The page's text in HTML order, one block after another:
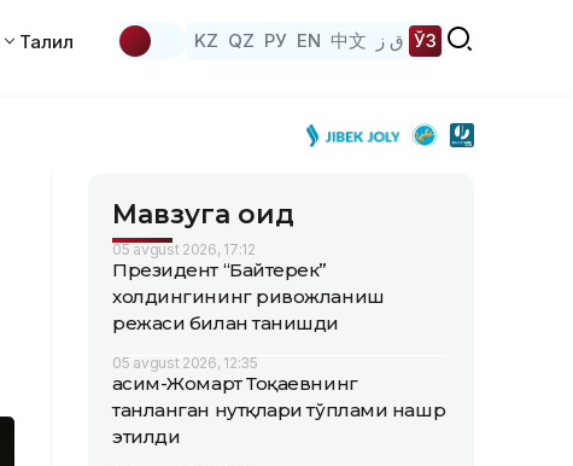
Таҳлил KZ QZ РУ EN 中文 ق ز ЎЗ
Мавзуга оид
05 avgust 2026, 17:12
Президент “Байтерек”
холдингининг ривожланиш
режаси билан танишди
05 avgust 2026, 12:35
Қасим-Жомарт Тоқаевнинг
танланган нутқлари тўплами нашр
этилди